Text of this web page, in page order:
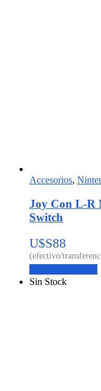
Accesorios,
Joy Con L-R
Switch
U$S88
Sin Stock